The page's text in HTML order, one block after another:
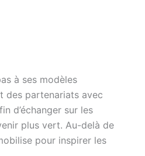
à ses modèles
des partenariats avec
d’échanger sur les
plus vert. Au-delà de
pour inspirer les